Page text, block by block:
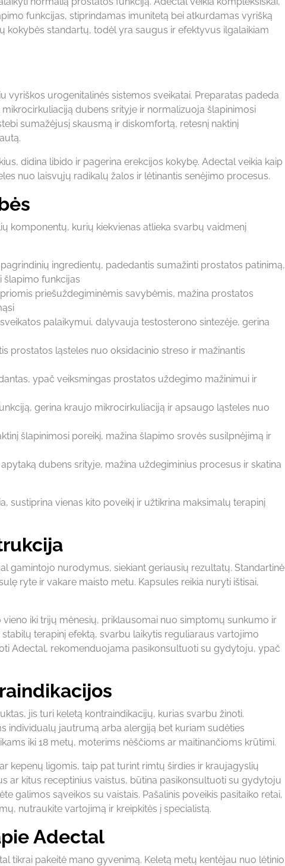
funkcijas, stiprindamas imunitetą bei atkurdamas vyrišką
kokybės standartų, todėl yra saugus ir efektyvus ilgalaikiam
urogenitalinės sistemos sveikatai. Preparatas padeda
dubens srityje ir normalizuoja šlapinimosi
sumažėjusį skausmą ir diskomfortą, retesnį naktinį
didina libido ir pagerina erekcijos kokybę. Adectal veikia kaip
nuo laisvųjų radikalų žalos ir lėtinantis senėjimo procesus.
komponentų, kurių kiekvienas atlieka svarbų vaidmenį
ingredientų, padedantis sumažinti prostatos patinimą,
šlapimo funkcijas
priešuždegiminėmis savybėmis, mažina prostatos
palaikymui, dalyvauja testosterono sintezėje, gerina
prostatos ląsteles nuo oksidacinio streso ir mažinantis
ypač veiksmingas prostatos uždegimo mažinimui ir
gerina kraujo mikrocirkuliaciją ir apsaugo ląsteles nuo
šlapinimosi poreikį, mažina šlapimo srovės susilpnėjimą ir
dubens srityje, mažina uždegiminius procesus ir skatina
sustiprina vienas kito poveikį ir užtikrina maksimalų terapinį
gamintojo nurodymus, siekiant geriausių rezultatų. Standartinė
ryte ir vakare maisto metu. Kapsules reikia nuryti ištisai,
iki trijų mėnesių, priklausomai nuo simptomų sunkumo ir
terapinį efektą, svarbu laikytis reguliaraus vartojimo
Adectal, rekomenduojama pasikonsultuoti su gydytoju, ypač
jis turi keletą kontraindikacijų, kurias svarbu žinoti.
individualų jautrumą arba alergiją bet kuriam sudėties
iki 18 metų, moterims nėščioms ar maitinančioms krūtimi.
kepenų ligomis, taip pat turint rimtų širdies ir kraujagyslių
ar kitus receptinius vaistus, būtina pasikonsultuoti su gydytoju
galimos sąveikos su vaistais. Pašalinis poveikis pasitaiko retai,
nutraukite vartojimą ir kreipkitės į specialistą.
Adectal
tikrai pakeitė mano gyvenimą. Keletą metų kentėjau nuo lėtinio